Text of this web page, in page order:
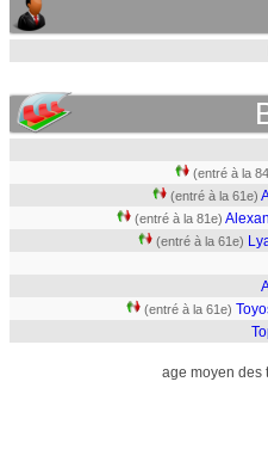
(entré à la
(entré à la 61e)
(entré à la 81e)
(entré à la 61e)
(entré à la 61e)
age moyen des